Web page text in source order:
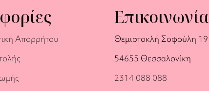
Απορρήτου
Επικοινωνία
Θεμιστοκλή Σοφούλη 19
54655 Θεσσαλονίκη
2314 088 088